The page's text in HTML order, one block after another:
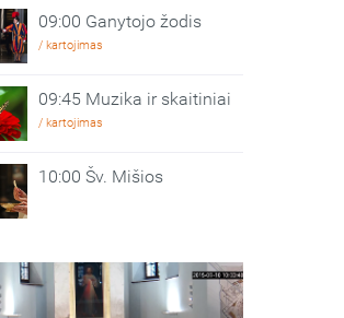
09:00 Ganytojo žodis
/ kartojimas
09:45 Muzika ir skaitiniai
/ kartojimas
10:00 Šv. Mišios